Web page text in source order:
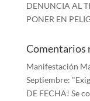
DENUNCIA AL
PONER EN
Comentarios
Manifestación
Septiembre:
DE FECHA! Se